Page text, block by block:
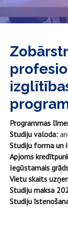
Programmas
Studiju valoda:
Studiju forma un
Apjoms
Iegūstamais
Vietu skaits
Studiju maksa
Studiju